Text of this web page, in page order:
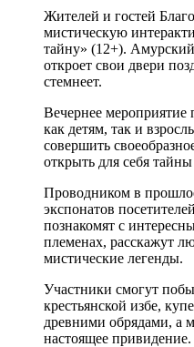
Жителей и гостей
мистическую
тайну» (12+).
откроет свои двери
стемнеет.
Вечернее мероприятие
как детям, так и
совершить
открыть для себя
Проводником в
экспонатов
познакомят с
племенах, расскажут
мистические легенды.
Участники смогут
крестьянской избе,
древними обрядами, а
настоящее привидение.